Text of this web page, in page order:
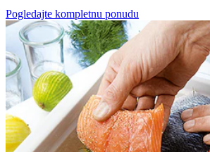
Pogledajte kompletnu ponudu